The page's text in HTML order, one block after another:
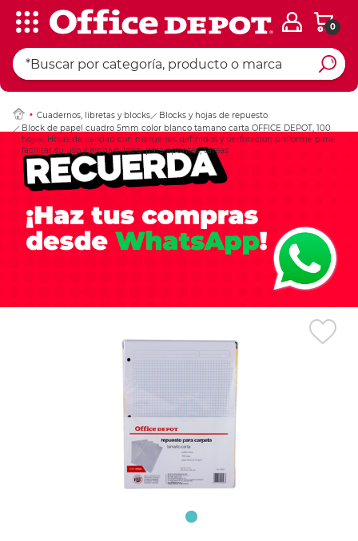
0
Cuadernos, libretas y blocks
Blocks y hojas de repuesto
Block de papel cuadro 5mm color blanco tamano carta OFFICE DEPOT, 100
hojas. Hojas de calidad con margenes definidos y perforacion uniforme para
facilitar su uso y archivo. Ideal para apuntes, tareas
Ingresar Codigo